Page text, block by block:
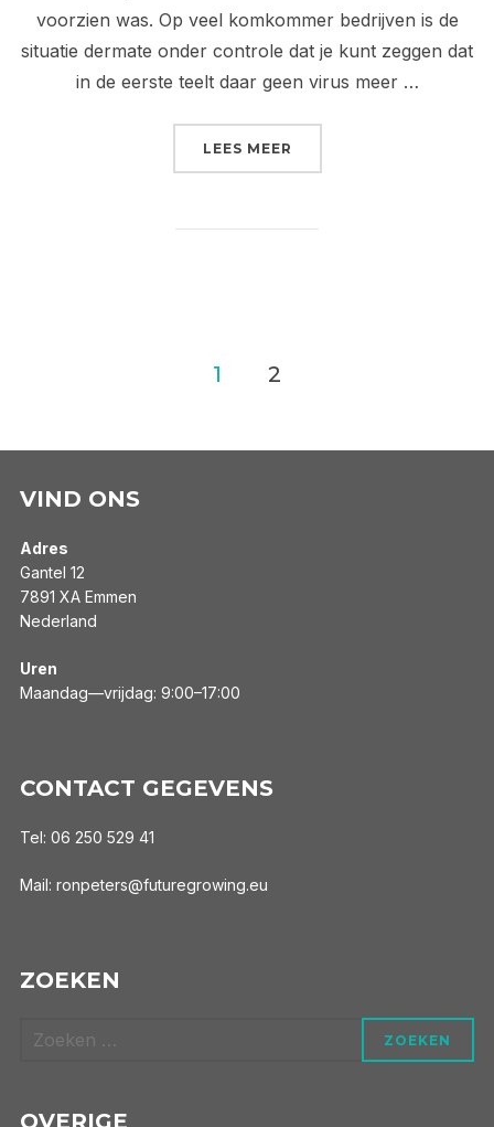
voorzien was. Op veel komkommer bedrijven is de
situatie dermate onder controle dat je kunt zeggen dat
in de eerste teelt daar geen virus meer …
LEES MEER
1 2
VIND ONS
Adres
Gantel 12
7891 XA Emmen
Nederland
Uren
Maandag—vrijdag: 9:00–17:00
CONTACT GEGEVENS
Tel: 06 250 529 41
Mail: ronpeters@futuregrowing.eu
ZOEKEN
naar:
ZOEKEN
OVERIGE